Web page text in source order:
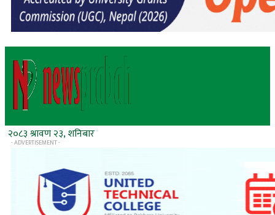
२०८३ श्रावण २३, शनिबार
- ADVERTISEMENT -